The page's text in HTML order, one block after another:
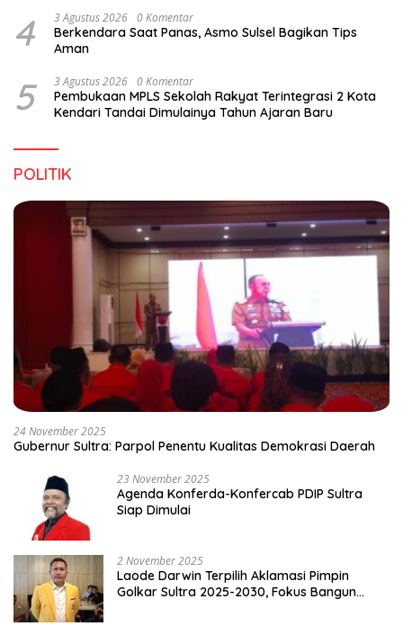
4 3 Agustus 2026 0 Komentar
Berkendara Saat Panas, Asmo Sulsel Bagikan Tips
Aman
5 3 Agustus 2026 0 Komentar
Pembukaan MPLS Sekolah Rakyat Terintegrasi 2 Kota
Kendari Tandai Dimulainya Tahun Ajaran Baru
POLITIK
24 November 2025
Gubernur Sultra: Parpol Penentu Kualitas Demokrasi Daerah
23 November 2025
Agenda Konferda-Konfercab PDIP Sultra
Siap Dimulai
2 November 2025
Laode Darwin Terpilih Aklamasi Pimpin
Golkar Sultra 2025-2030, Fokus Bangun